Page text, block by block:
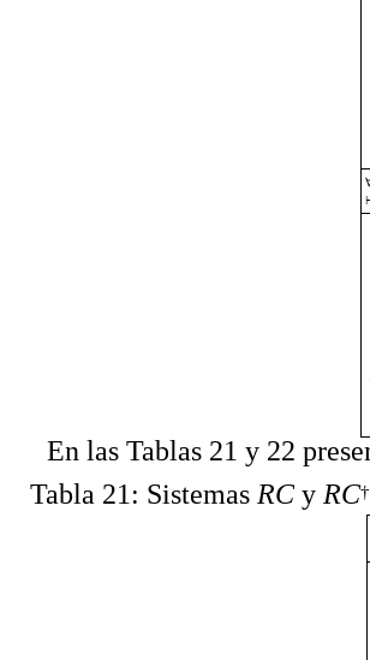
En las Tablas 21 y 22
Tabla 21: Sistemas RC y RC†